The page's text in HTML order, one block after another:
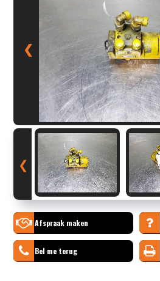
❮
❮
Afspraak maken
Bel me terug